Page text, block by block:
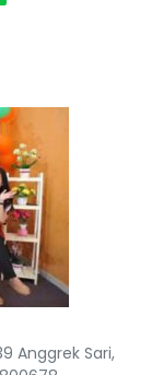
Anggrek Sari,